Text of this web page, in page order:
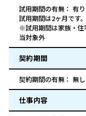
試用期間の有無： 有り
試用期間は2ヶ月です。
※試用期間は家族・住
当対象外
契約期間
契約期間の有無： 無し
仕事内容